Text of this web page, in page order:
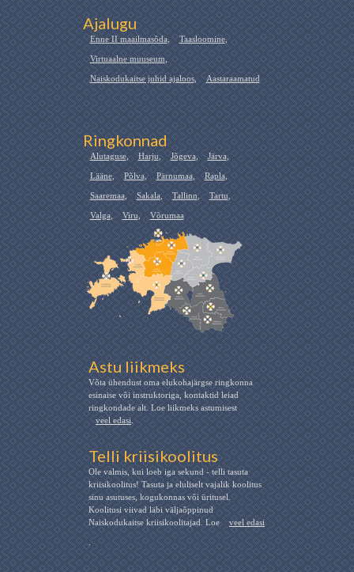
Ajalugu
Enne II maailmasõda, Taasloomine,
Virtuaalne muuseum,
Naiskodukaitse juhid ajaloos, Aastaraamatud
Ringkonnad
Alutaguse, Harju, Jõgeva, Järva,
Lääne, Põlva, Pärnumaa, Rapla,
Saaremaa, Sakala, Tallinn, Tartu,
Valga, Viru, Võrumaa
Astu liikmeks
Võta ühendust oma elukohajärgse ringkonna
esinaise või instruktoriga, kontaktid leiad
ringkondade alt. Loe liikmeks astumisest
veel edasi.
Telli kriisikoolitus
Ole valmis, kui loeb iga sekund - telli tasuta
kriisikoolitus! Tasuta ja eluliselt vajalik koolitus
sinu asutuses, kogukonnas või üritusel.
Koolitusi viivad läbi väljaõppinud
Naiskodukaitse kriisikoolitajad. Loe
veel edasi
.